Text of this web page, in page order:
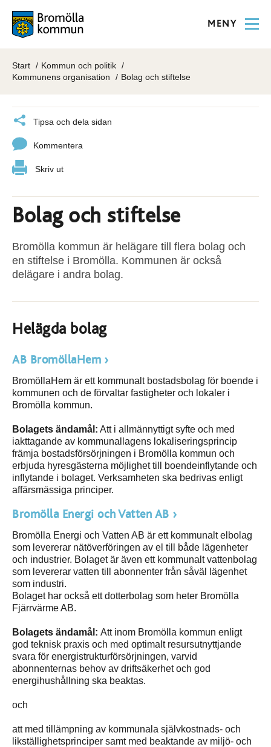
MENY
Start
Kommun och politik
Kommunens organisation
Bolag och stiftelse
Tipsa och dela sidan
Kommentera
Skriv ut
Bolag och stiftelse
Bromölla kommun är helägare till flera bolag och
en stiftelse i Bromölla. Kommunen är också
delägare i andra bolag.
Helägda bolag
AB BromöllaHem
BromöllaHem är ett kommunalt bostadsbolag för boende i
kommunen och de förvaltar fastigheter och lokaler i
Bromölla kommun.
Bolagets ändamål: Att i allmännyttigt syfte och med
iakttagande av kommunallagens lokaliseringsprincip
främja bostadsförsörjningen i Bromölla kommun och
erbjuda hyresgästerna möjlighet till boendeinflytande och
inflytande i bolaget. Verksamheten ska bedrivas enligt
affärsmässiga principer.
Bromölla Energi och Vatten AB
Bromölla Energi och Vatten AB är ett kommunalt elbolag
som levererar nätöverföringen av el till både lägenheter
och industrier. Bolaget är även ett kommunalt vattenbolag
som levererar vatten till abonnenter från såväl lägenhet
som industri.
Bolaget har också ett dotterbolag som heter Bromölla
Fjärrvärme AB.
Bolagets ändamål: Att inom Bromölla kommun enligt
god teknisk praxis och med optimalt resursutnyttjande
svara för energistrukturförsörjningen, varvid
abonnenternas behov av driftsäkerhet och god
energihushållning ska beaktas.
och
att med tillämpning av kommunala självkostnads- och
likställighetsprinciper samt med beaktande av miljö- och